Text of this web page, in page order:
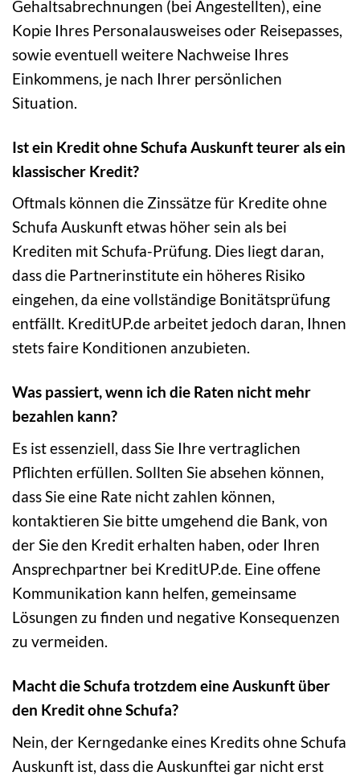
Gehaltsabrechnungen (bei Angestellten), eine
Kopie Ihres Personalausweises oder Reisepasses,
sowie eventuell weitere Nachweise Ihres
Einkommens, je nach Ihrer persönlichen
Situation.
Ist ein Kredit ohne Schufa Auskunft teurer als ein
klassischer Kredit?
Oftmals können die Zinssätze für Kredite ohne
Schufa Auskunft etwas höher sein als bei
Krediten mit Schufa-Prüfung. Dies liegt daran,
dass die Partnerinstitute ein höheres Risiko
eingehen, da eine vollständige Bonitätsprüfung
entfällt. KreditUP.de arbeitet jedoch daran, Ihnen
stets faire Konditionen anzubieten.
Was passiert, wenn ich die Raten nicht mehr
bezahlen kann?
Es ist essenziell, dass Sie Ihre vertraglichen
Pflichten erfüllen. Sollten Sie absehen können,
dass Sie eine Rate nicht zahlen können,
kontaktieren Sie bitte umgehend die Bank, von
der Sie den Kredit erhalten haben, oder Ihren
Ansprechpartner bei KreditUP.de. Eine offene
Kommunikation kann helfen, gemeinsame
Lösungen zu finden und negative Konsequenzen
zu vermeiden.
Macht die Schufa trotzdem eine Auskunft über
den Kredit ohne Schufa?
Nein, der Kerngedanke eines Kredits ohne Schufa
Auskunft ist, dass die Auskunftei gar nicht erst